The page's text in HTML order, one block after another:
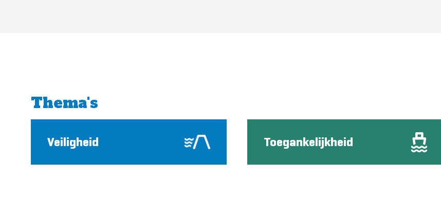
Thema's
Veiligheid Toegankelijkheid